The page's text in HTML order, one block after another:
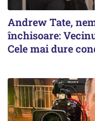
Andrew Tate,
închisoare:
Cele mai dure